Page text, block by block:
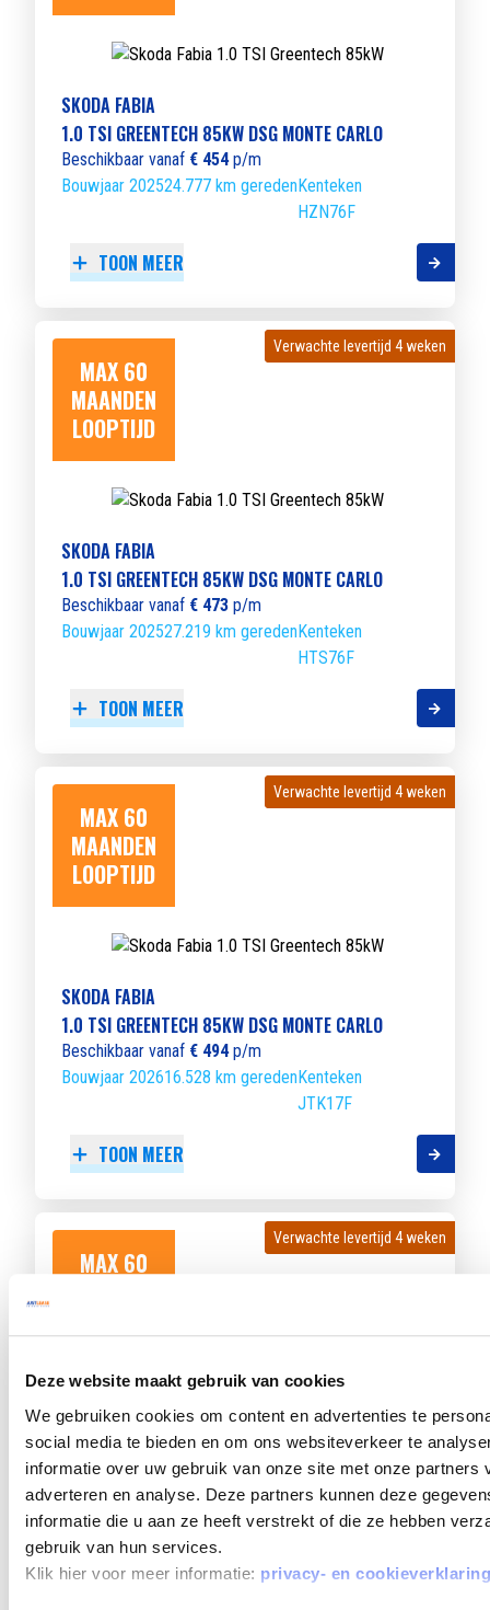
Deze website maakt gebruik van cookies
We gebruiken cookies om content en advertenties te
social media te bieden en om ons websiteverkeer te
informatie over uw gebruik van onze site met onze partners
adverteren en analyse. Deze partners kunnen deze
informatie die u aan ze heeft verstrekt of die ze hebben
gebruik van hun services.
Klik hier voor meer informatie: privacy- en cookieverklaring
SKODA FABIA
1.0 TSI GREENTECH 85KW DSG MONTE CARLO
Beschikbaar vanaf € 454p/m
Bouwjaar 202524.777 km geredenKenteken
HZN76F
TOON MEER
MAX 60
MAANDEN
LOOPTIJD
Verwachte levertijd 4 weken
Verwachte levertijd 4 weken
SKODA FABIA
1.0 TSI GREENTECH 85KW DSG MONTE CARLO
Beschikbaar vanaf € 473 p/m
Bouwjaar 202527.219 km geredenKenteken
HTS76F
TOON MEER
MAX 60
MAANDEN
LOOPTIJD
Verwachte levertijd 4 weken
Verwachte levertijd 4 weken
SKODA FABIA
1.0 TSI GREENTECH 85KW DSG MONTE CARLO
Beschikbaar vanaf € 494p/m
Bouwjaar 202616.528 km geredenKenteken
JTK17F
TOON MEER
MAX 60
Verwachte levertijd 4 weken
Verwachte levertijd 4 weken
SKODA FABIA
1.0 TSI GREENTECH 85KW DSG BUSINESS ED
Beschikbaar vanaf€ 506p/m
Bouwjaar 20267.850 km geredenKenteken